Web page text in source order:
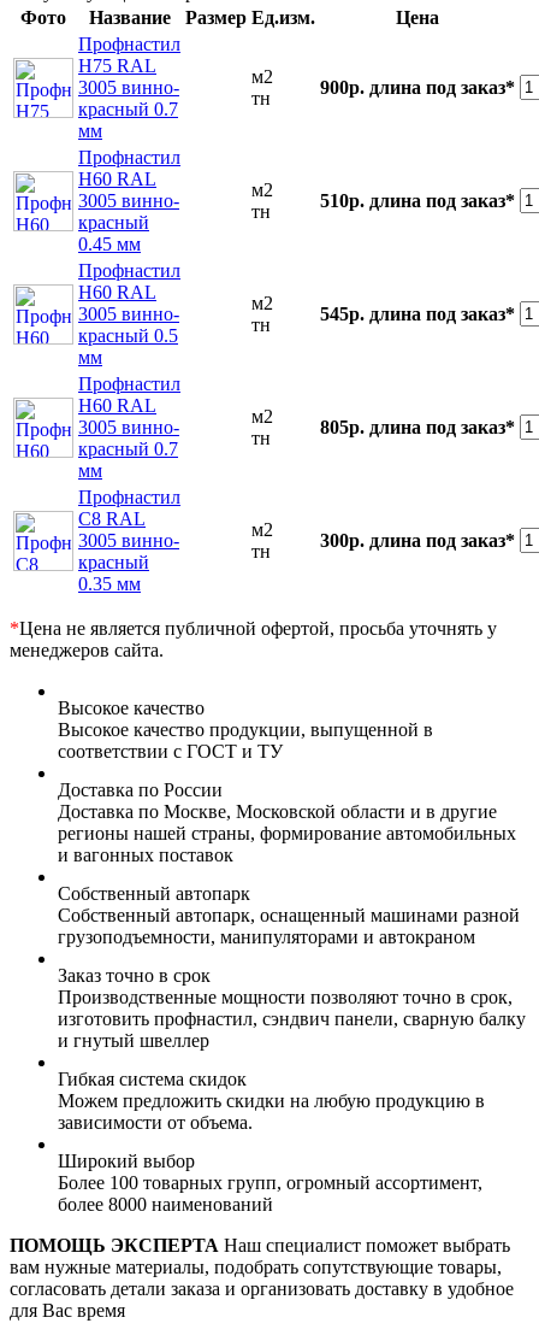
Фото
Название Размер Ед.изм.
Цена
Профнастил
Н75 RAL
3005 винно-
красный 0.7
мм
м2
тн
900р. длина под заказ*
Профнастил
Н60 RAL
3005 винно-
красный
0.45 мм
м2
тн
510р. длина под заказ*
Профнастил
Н60 RAL
3005 винно-
красный 0.5
мм
м2
тн
545р. длина под заказ*
Профнастил
Н60 RAL
3005 винно-
красный 0.7
мм
м2
тн
805р. длина под заказ*
Профнастил
С8 RAL
3005 винно-
красный
0.35 мм
м2
тн
300р. длина под заказ*
*Цена не является публичной офертой, просьба уточнять у
менеджеров сайта.
Высокое качество
Высокое качество продукции, выпущенной в
соответствии с ГОСТ и ТУ
Доставка по России
Доставка по Москве, Московской области и в другие
регионы нашей страны, формирование автомобильных
и вагонных поставок
Собственный автопарк
Собственный автопарк, оснащенный машинами разной
грузоподъемности, манипуляторами и автокраном
Заказ точно в срок
Производственные мощности позволяют точно в срок,
изготовить профнастил, сэндвич панели, сварную балку
и гнутый швеллер
Гибкая система скидок
Можем предложить скидки на любую продукцию в
зависимости от объема.
Широкий выбор
Более 100 товарных групп, огромный ассортимент,
более 8000 наименований
ПОМОЩЬ ЭКСПЕРТА Наш специалист поможет выбрать
вам нужные материалы, подобрать сопутствующие товары,
согласовать детали заказа и организовать доставку в удобное
для Вас время